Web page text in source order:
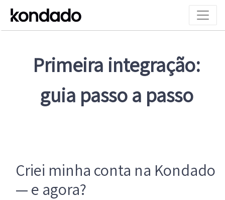
Primeira integração:
guia passo a passo
Criei minha conta na Kondado
— e agora?